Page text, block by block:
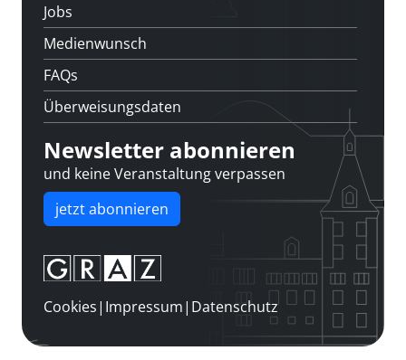
Jobs
Medienwunsch
FAQs
Überweisungsdaten
Newsletter abonnieren
und keine Veranstaltung verpassen
jetzt abonnieren
Cookies| Impressum| Datenschutz